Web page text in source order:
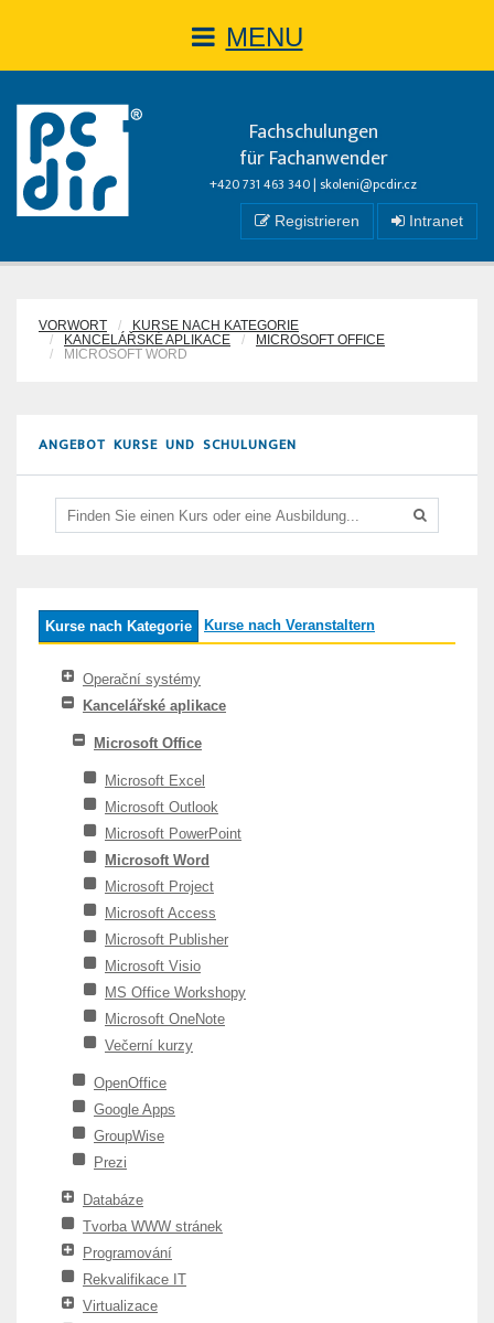
MENU
Fachschulungen
für Fachanwender
+420 731 463 340 | skoleni@pcdir.cz
Registrieren Intranet
VORWORT
KURSE NACH KATEGORIE
KANCELÁŘSKÉ APLIKACE
MICROSOFT OFFICE
MICROSOFT WORD
ANGEBOT KURSE UND SCHULUNGEN
Kurse nach Kategorie Kurse nach Veranstaltern
Operační systémy
Kancelářské aplikace
Microsoft Office
Microsoft Excel
Microsoft Outlook
Microsoft PowerPoint
Microsoft Word
Microsoft Project
Microsoft Access
Microsoft Publisher
Microsoft Visio
MS Office Workshopy
Microsoft OneNote
Večerní kurzy
OpenOffice
Google Apps
GroupWise
Prezi
Databáze
Tvorba WWW stránek
Programování
Rekvalifikace IT
Virtualizace